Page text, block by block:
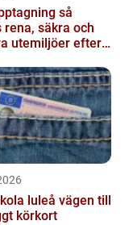
så
rena, säkra och
utemiljöer efter
vägen till
körkort